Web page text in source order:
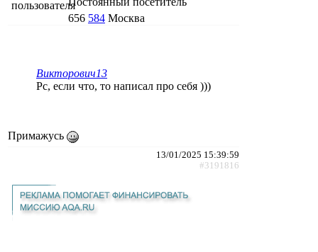
656 584 Москва
Викторович13
Рс, если что, то написал про себя )))
Примажусь
13/01/2025 15:39:59
#3191816